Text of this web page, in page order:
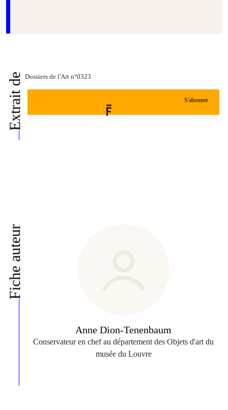
Extrait de Dossiers de l'Art n°0323
S'abonner
Fiche auteur
Anne Dion-Tenenbaum
Conservateur en chef au département des Objets d'art du
musée du Louvre